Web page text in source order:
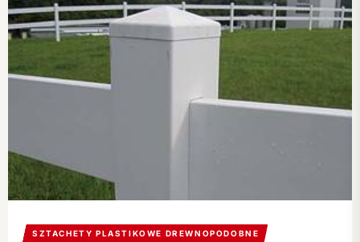
SZTACHETY PLASTIKOWE DREWNOPODOBNE